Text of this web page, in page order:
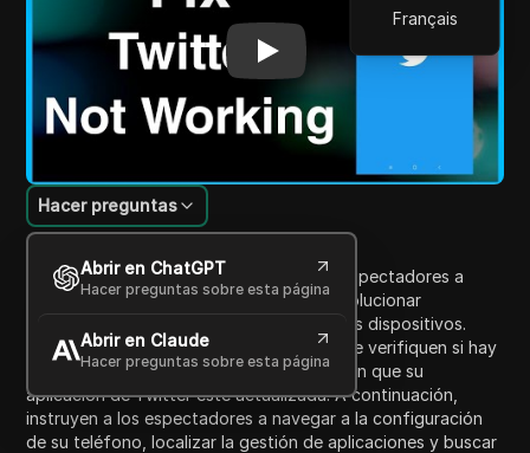
Français
Introducción al contenido
Hacer preguntas
Abrir en ChatGPT
Hacer preguntas sobre esta página
Abrir en Claude
Hacer preguntas sobre esta página
En este video, el presentador guía a los espectadores a
través de un proceso paso a paso para solucionar
problemas relacionados con Twitter en sus dispositivos.
Comienzan aconsejando a los usuarios que verifiquen si hay
actualizaciones en la Play Store y aseguren que su
aplicación de Twitter esté actualizada. A continuación,
instruyen a los espectadores a navegar a la configuración
de su teléfono, localizar la gestión de aplicaciones y buscar